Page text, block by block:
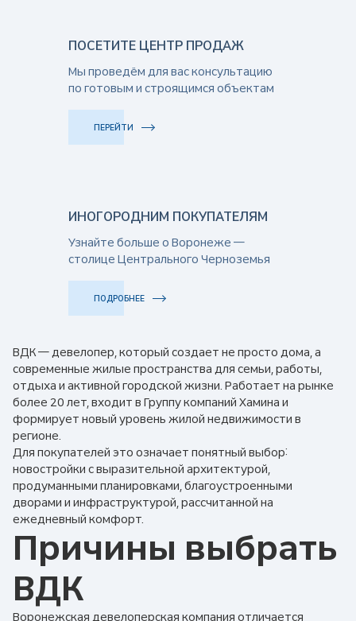
ПОСЕТИТЕ ЦЕНТР ПРОДАЖ
Мы проведём для вас консультацию
по готовым и строящимся объектам
ПЕРЕЙТИ
ИНОГОРОДНИМ ПОКУПАТЕЛЯМ
Узнайте больше о Воронеже —
столице Центрального Черноземья
ПОДРОБНЕЕ
ВДК — девелопер, который создает не просто дома, а
современные жилые пространства для семьи, работы,
отдыха и активной городской жизни. Работает на рынке
более 20 лет, входит в Группу компаний Хамина и
формирует новый уровень жилой недвижимости в
регионе.
Для покупателей это означает понятный выбор:
новостройки с выразительной архитектурой,
продуманными планировками, благоустроенными
дворами и инфраструктурой, рассчитанной на
ежедневный комфорт.
Причины выбрать
ВДК
Воронежская девелоперская компания отличается